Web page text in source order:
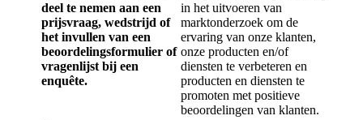
deel te nemen aan een
prijsvraag, wedstrijd of
het invullen van een
beoordelingsformulier of
vragenlijst bij een
enquête.
in het uitvoeren van
marktonderzoek om de
ervaring van onze klanten,
onze producten en/of
diensten te verbeteren en
producten en diensten te
promoten met positieve
beoordelingen van klanten.